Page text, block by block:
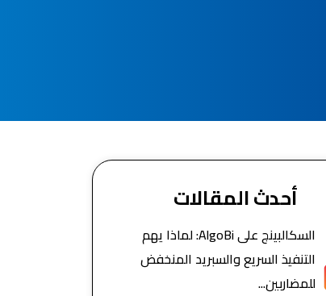
أحدث المقالات
السكالبينج على AlgoBi: لماذا يهم
التنفيذ السريع والسبريد المنخفض
للمضاربين...